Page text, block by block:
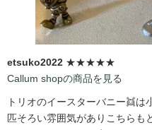
etsuko2022 ★★★★★
Callum shopの商品を見る
トリオのイースターバニー👯
匹そろい雰囲気がありこちらも